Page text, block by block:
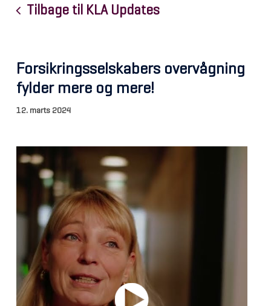
Tilbage til KLA Updates
Forsikringsselskabers overvågning
fylder mere og mere!
12. marts 2024